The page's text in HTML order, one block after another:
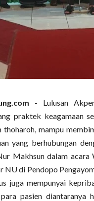
- Lulusan
praktek keagamaan
thoharoh, mampu
yang berhubungan
Makhsun dalam acara
NU di Pendopo
juga mempunyai
pasien diantaranya